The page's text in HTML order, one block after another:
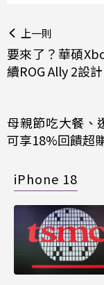
上一則
要來了？華碩
續ROG Ally 2設計
母親節吃大餐、
可享18%回饋超
iPhone 18